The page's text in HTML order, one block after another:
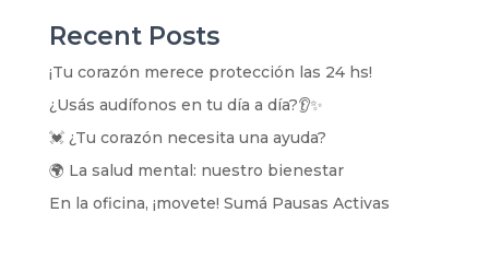
Recent Posts
¡Tu corazón merece protección las 24 hs!
¿Usás audífonos en tu día a día?👂✨
💓 ¿Tu corazón necesita una ayuda?
🌍 La salud mental: nuestro bienestar
En la oficina, ¡movete! Sumá Pausas Activas